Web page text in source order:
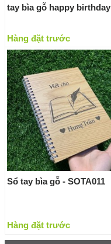
tay bìa gỗ happy birthday
Hàng đặt trước
Sổ tay bìa gỗ - SOTA011
Hàng đặt trước